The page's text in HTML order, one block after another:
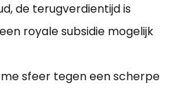
de terugverdientijd is
royale subsidie mogelijk
sfeer tegen een scherpe